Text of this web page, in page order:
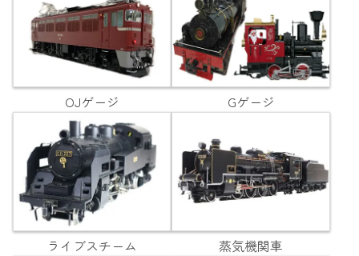
OJゲージ Gゲージ
ライブスチーム 蒸気機関車